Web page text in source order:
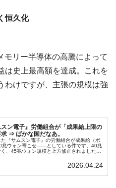
ティールが着韓！⇒ さっそ
」「極右勢力」のプラカー
無理だってば。
国レバレッジETFの清算は
Ｋ-ブランドを通報しようキ
も登場！
ました」⇒ 耐久性「なさす
恒久化
リー半導体の高騰によって
は史上最高額を達成。これを
わけですが、主張の規模は強
ン電子』労働組合が「成果給上限の
⇒ ばかな国だなあ。
『サムスン電子』の労働組合が成果給（ボ
兆ウォン寄こせ――としている件です。40兆
く、45兆ウォン規模と上方修正されました。
2026.04.24